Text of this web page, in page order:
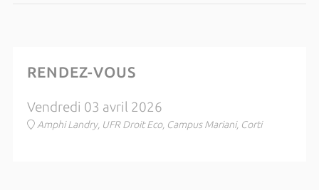
RENDEZ-VOUS
Vendredi 03 avril 2026
Amphi Landry, UFR Droit Eco, Campus Mariani, Corti